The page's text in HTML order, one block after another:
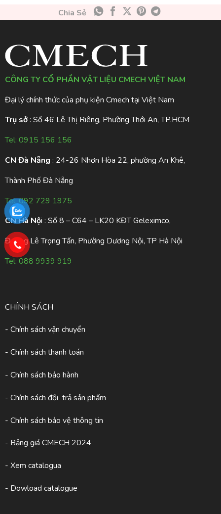
Chia Sẻ
CÔNG TY CỔ PHẦN VẬT LIỆU CMECH VIỆT NAM
Đại lý chính thức của phụ kiện Cmech tại Việt Nam
Trụ sở: Số 46 Lê Thị Riêng, Phường Thới An, TP.HCM
Tel: 0915 156 156
CN Đà Nẵng : 24-26 Nhơn Hòa 22, phường An Khê,
Thành Phố Đà Nẵng
Tel:092 729 1975
CN Hà Nội : Số 8 – C64 – LK20 KĐT Geleximco,
Đường Lê Trọng Tấn, Phường Dương Nội, TP Hà Nội
Tel:088 9939 919
CHÍNH SÁCH
- Chính sách vận chuyển
- Chính sách thanh toán
- Chính sách bảo hành
- Chính sách đổi trả sản phẩm
- Chính sách bảo vệ thông tin
- Bảng giá CMECH 2024
- Xem catalogua
- Dowload catalogue